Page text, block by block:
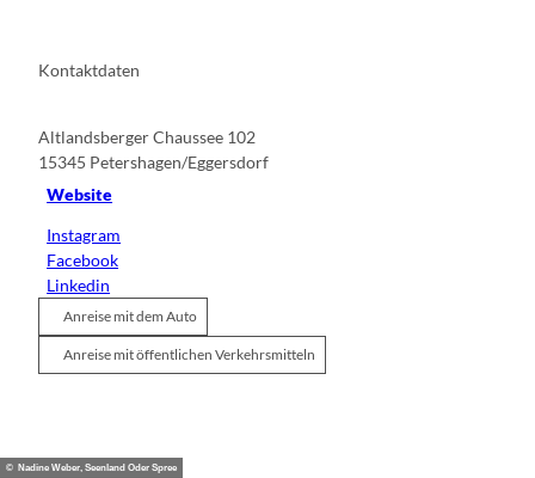
Kontaktdaten
Altlandsberger Chaussee 102
15345 Petershagen/Eggersdorf
Website
Instagram
Facebook
Linkedin
Anreise mit dem Auto
Anreise mit öffentlichen Verkehrsmitteln
© Nadine Weber, Seenland Oder Spree